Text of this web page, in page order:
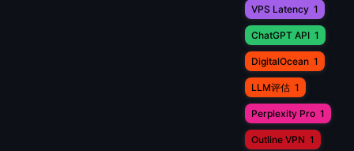
VPS Latency 1
ChatGPT API 1
DigitalOcean 1
LLM评估 1
Perplexity Pro 1
Outline VPN 1